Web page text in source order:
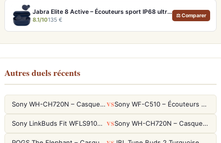
Jabra Elite 8 Active – Écouteurs sport IP68 ultra-robustes et ANC
8.1/10135 €
⚖ Comparer
Autres duels récents
Sony WH-CH720N – Casque ANC 35h, Ultra-léger (192g) avec Processeur V1 VS Sony WF-C510 – Écouteurs True Wireless compacts, autonomie 22h et multipoint
Sony LinkBuds Fit WFLS910NW Blanc – Écouteurs Sport Ailes ANC VS Sony WH-CH720N – Casque ANC 35h, Ultra-léger (192g) avec Processeur V1